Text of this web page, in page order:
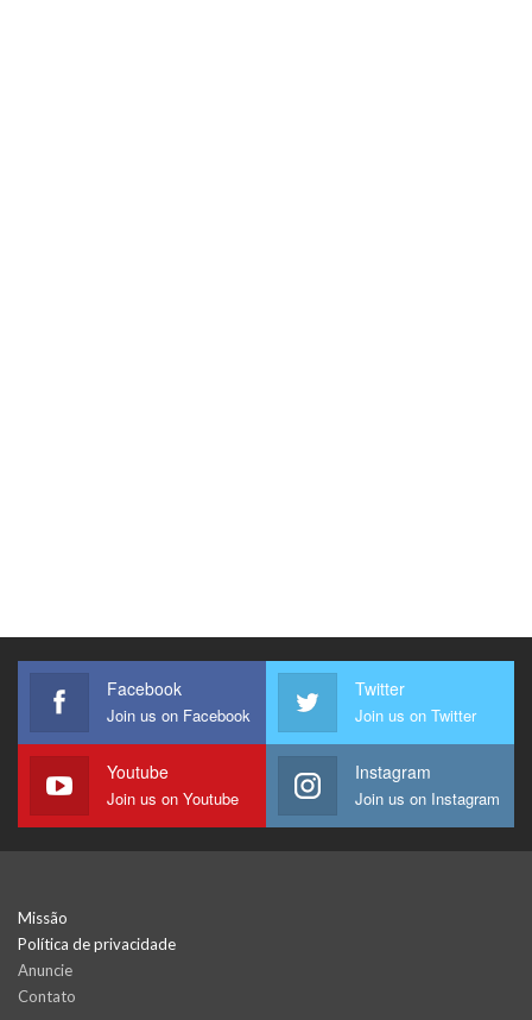
Facebook
Join us on Facebook
Twitter
Join us on Twitter
Youtube
Join us on Youtube
Instagram
Join us on Instagram
Missão
Política de privacidade
Anuncie
Contato